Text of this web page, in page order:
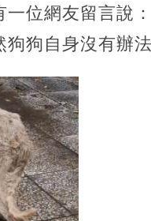
位網友留言說
狗自身沒有辦